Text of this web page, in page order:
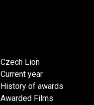
Czech Lion
Current year
History of awards
Awarded Films